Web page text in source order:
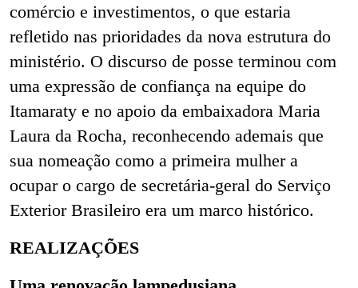
comércio e investimentos, o que estaria
refletido nas prioridades da nova estrutura do
ministério. O discurso de posse terminou com
uma expressão de confiança na equipe do
Itamaraty e no apoio da embaixadora Maria
Laura da Rocha, reconhecendo ademais que
sua nomeação como a primeira mulher a
ocupar o cargo de secretária-geral do Serviço
Exterior Brasileiro era um marco histórico.
REALIZAÇÕES